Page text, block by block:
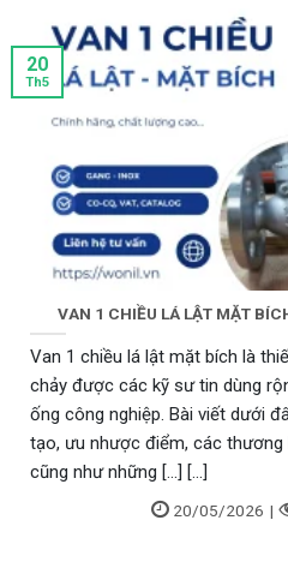
Chõ bơm inox (SSC13)
Wonil
VAN 1 CHIỀU LÁ LẬT MẶT
Van 1 chiều lá lật mặt bích là
chảy được các kỹ sư tin dùng
ống công nghiệp. Bài viết dưới
tạo, ưu nhược điểm, các
cũng như những [...] [...]
20/05/2026 |
20
Th5